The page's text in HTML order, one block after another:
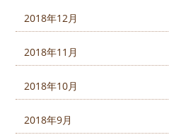
2018年12月
2018年11月
2018年10月
2018年9月